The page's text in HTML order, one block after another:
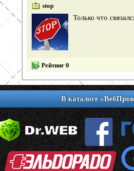
stop
Только что
Рейтинг 0
В каталоге